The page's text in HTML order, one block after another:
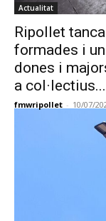
Actualitat
Ripollet
formades i
dones i
a col·lectius...
fmwripollet - 10/07/